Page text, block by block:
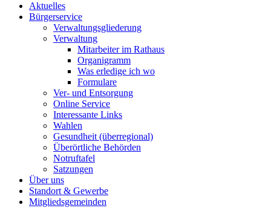
Aktuelles
Bürgerservice
Verwaltungsgliederung
Verwaltung
Mitarbeiter im Rathaus
Organigramm
Was erledige ich wo
Formulare
Ver- und Entsorgung
Online Service
Interessante Links
Wahlen
Gesundheit (überregional)
Überörtliche Behörden
Notruftafel
Satzungen
Über uns
Standort & Gewerbe
Mitgliedsgemeinden